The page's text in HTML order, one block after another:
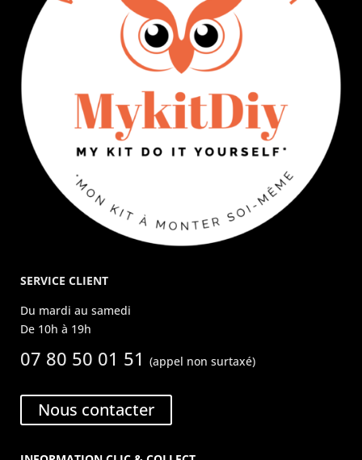
SERVICE CLIENT
Du mardi au samedi
De 10h à 19h
07 80 50 01 51(appel non surtaxé)
Nous contacter